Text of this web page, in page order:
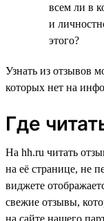
всем ли в
и
этого?
Узнать из отзывов
которых нет на
Где
На hh.ru читать
на её странице, не
виджете
свежие отзывы,
на сайте нашего